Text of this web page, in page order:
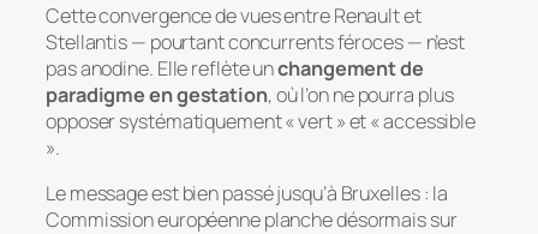
Cette convergence de vues entre Renault et
Stellantis — pourtant concurrents féroces — n’est
pas anodine. Elle reflète unchangement de
paradigme en gestation, où l’on ne pourra plus
opposer systématiquement « vert » et « accessible
».
Le message est bien passé jusqu’à Bruxelles : la
Commission européenne planche désormais sur